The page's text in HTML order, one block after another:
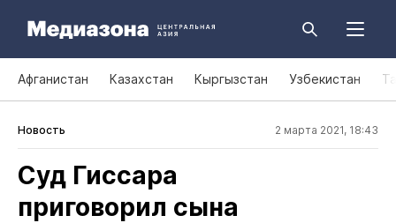
Афганистан Казахстан Кыргызстан Узбекистан
Новость 2 марта 2021, 18:43
Суд Гиссара
приговорил сына